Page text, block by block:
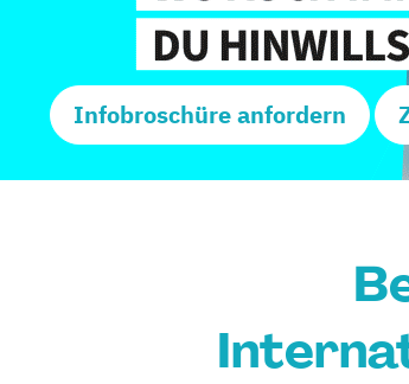
Infobroschüre anfordern